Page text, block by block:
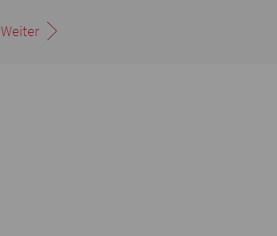
Weiter